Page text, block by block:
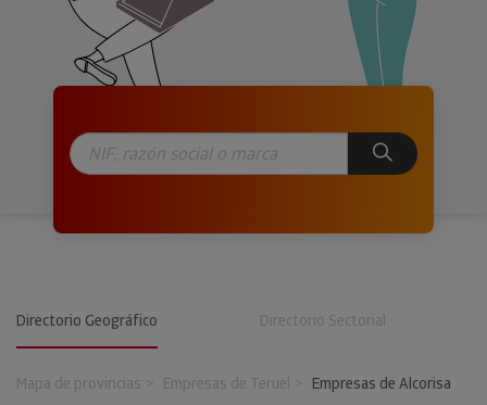
Directorio Geográfico Directorio Sectorial
Mapa de provincias Empresas de Teruel Empresas de Alcorisa